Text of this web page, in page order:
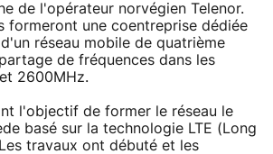
de l'opérateur norvégien Telenor.
formeront une coentreprise dédiée
réseau mobile de quatrième
de fréquences dans les
2600MHz.
l'objectif de former le réseau le
basé sur la technologie LTE (Long
travaux ont débuté et les